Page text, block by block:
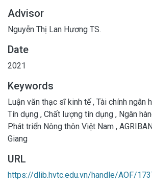
Advisor
Nguyễn Thị Lan Hương TS.
Date
2021
Keywords
Luận văn thạc sĩ kinh tế, Tài chính ngân
Tín dụng , Chất lượng tín dụng , Ngân
Phát triển Nông thôn Việt Nam ,
Giang
URL
https://dlib.hvtc.edu.vn/handle/AOF/